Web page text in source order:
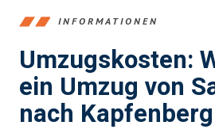
INFORMATIONEN
Umzugskosten:
ein Umzug von
nach Kapfenberg